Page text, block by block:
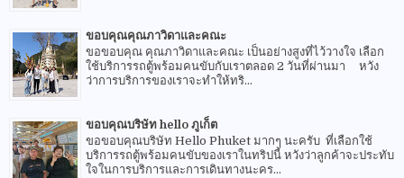
ขอบคุณคุณภาวิดาและคณะ
ขอขอบคุณ คุณภาวิดาและคณะ เป็นอย่างสูงที่ไว้วางใจ เลือก
ใช้บริการรถตู้พร้อมคนขับกับเราตลอด 2 วันที่ผ่านมา หวัง
ว่าการบริการของเราจะทำให้ทริ...
ขอบคุณบริษัท hello ภูเก็ต
ขอขอบคุณบริษัท Hello Phuket มากๆ นะครับ ที่เลือกใช้
บริการรถตู้พร้อมคนขับของเราในทริปนี้ หวังว่าลูกค้าจะประทับ
ใจในการบริการและการเดินทางนะคร...